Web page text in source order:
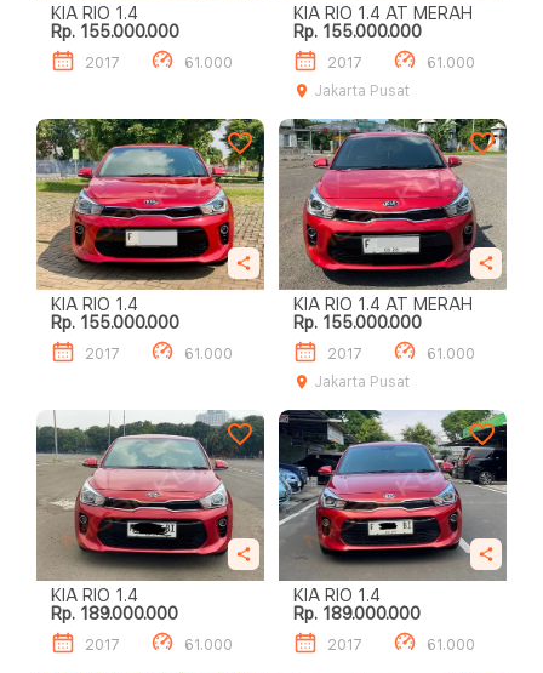
KIA RIO 1.4
Rp. 155.000.000
2017 61.000
KIA RIO 1.4 AT MERAH
Rp. 155.000.000
2017
61.000
Jakarta Pusat
KIA RIO 1.4
Rp. 155.000.000
2017 61.000
KIA RIO 1.4 AT MERAH
Rp. 155.000.000
2017
61.000
Jakarta Pusat
KIA RIO 1.4
Rp. 189.000.000
2017 61.000
KIA RIO 1.4
Rp. 189.000.000
2017 61.000